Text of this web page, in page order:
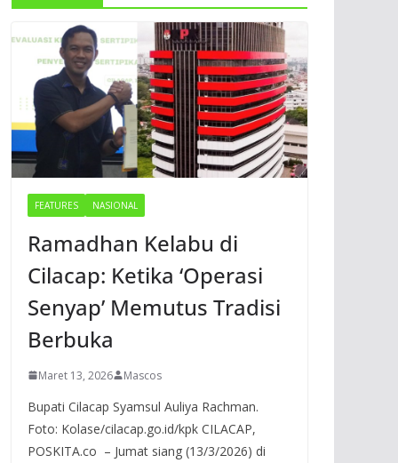
FEATURES NASIONAL
Ramadhan Kelabu di
Cilacap: Ketika ‘Operasi
Senyap’ Memutus Tradisi
Berbuka
Maret 13, 2026 Mascos
Bupati Cilacap Syamsul Auliya Rachman.
Foto: Kolase/cilacap.go.id/kpk CILACAP,
POSKITA.co – Jumat siang (13/3/2026) di